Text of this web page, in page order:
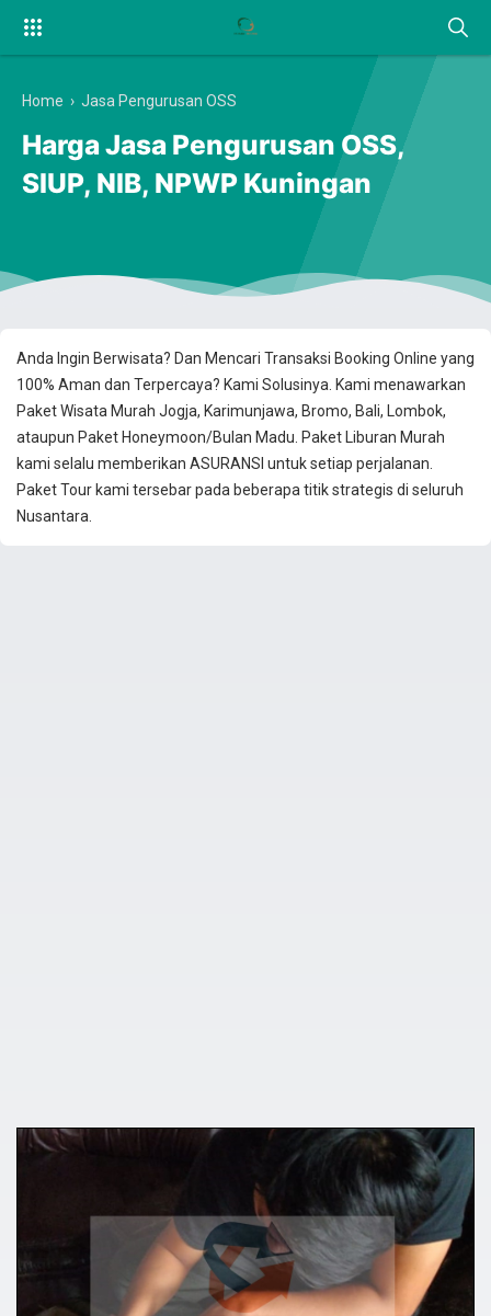
Anda Ingin Berwisata? Dan Mencari Transaksi Booking Online yang
100% Aman dan Terpercaya? Kami Solusinya. Kami menawarkan
Paket Wisata Murah Jogja, Karimunjawa, Bromo, Bali, Lombok,
ataupun Paket Honeymoon/Bulan Madu. Paket Liburan Murah
kami selalu memberikan ASURANSI untuk setiap perjalanan.
Paket Tour kami tersebar pada beberapa titik strategis di seluruh
Nusantara.
Home › Jasa Pengurusan OSS
Harga Jasa Pengurusan OSS,
SIUP, NIB, NPWP Kuningan